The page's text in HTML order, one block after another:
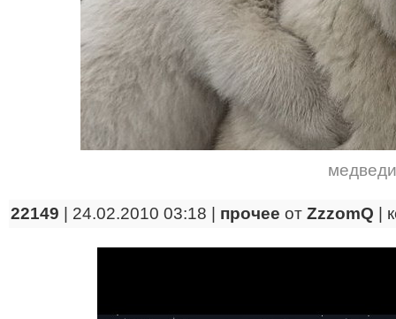
медведи
22149 | 24.02.2010 03:18 | прочее от ZzzomQ